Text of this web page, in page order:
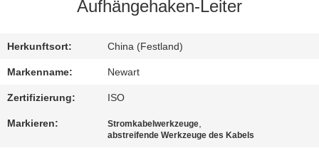
SIE
UNS
FORDERN
Aufhängehaken-Leiter
Herkunftsort: China (Festland)
Markenname: Newart
Zertifizierung: ISO
Markieren: Stromkabelwerkzeuge,
abstreifende Werkzeuge des Kabels